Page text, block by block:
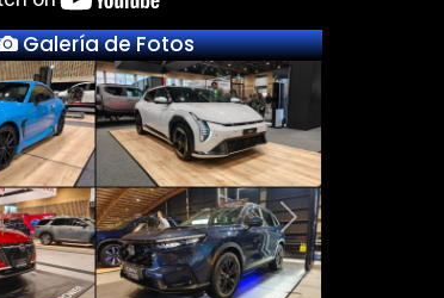
Galería de Fotos
Next